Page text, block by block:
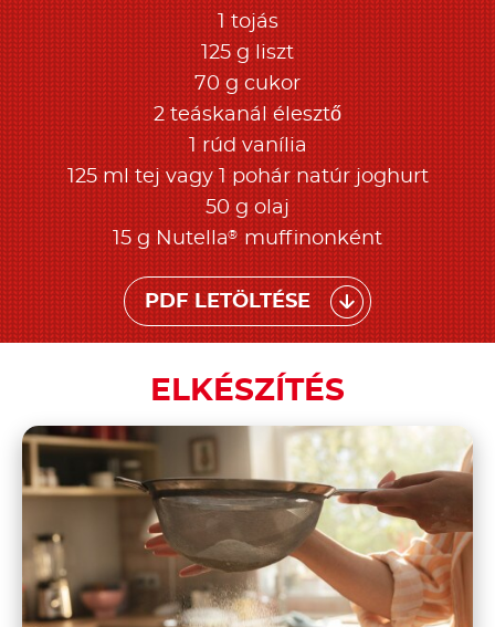
1 tojás
125 g liszt
70 g cukor
2 teáskanál élesztő
1 rúd vanília
125 ml tej vagy 1 pohár natúr joghurt
50 g olaj
15 g Nutella®muffinonként
PDF LETÖLTÉSE
ELKÉSZÍTÉS